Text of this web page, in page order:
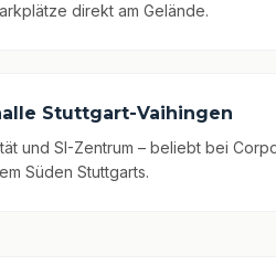
direkt am Gelände.
Stuttgart-Vaihingen
und SI-Zentrum – beliebt bei
Süden Stuttgarts.